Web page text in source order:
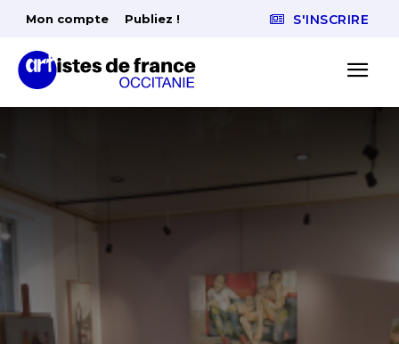
Mon compte Publiez ! S'INSCRIRE